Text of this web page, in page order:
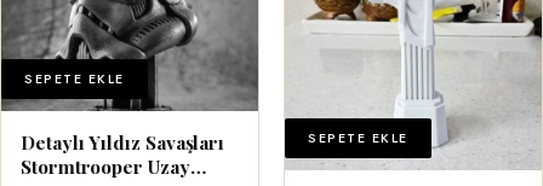
SEPETE EKLE
Detaylı Yıldız Savaşları
Stormtrooper Uzay
SEPETE EKLE